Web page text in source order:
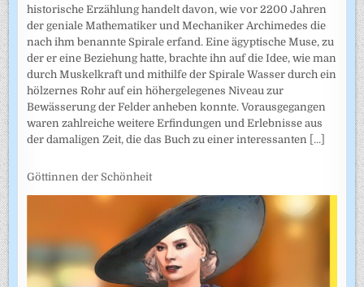
historische Erzählung handelt davon, wie vor 2200 Jahren
der geniale Mathematiker und Mechaniker Archimedes die
nach ihm benannte Spirale erfand. Eine ägyptische Muse, zu
der er eine Beziehung hatte, brachte ihn auf die Idee, wie man
durch Muskelkraft und mithilfe der Spirale Wasser durch ein
hölzernes Rohr auf ein höhergelegenes Niveau zur
Bewässerung der Felder anheben konnte. Vorausgegangen
waren zahlreiche weitere Erfindungen und Erlebnisse aus
der damaligen Zeit, die das Buch zu einer interessanten [...]
Göttinnen der Schönheit